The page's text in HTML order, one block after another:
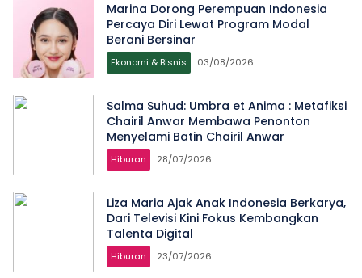
Marina Dorong Perempuan Indonesia
Percaya Diri Lewat Program Modal
Berani Bersinar
Ekonomi & Bisnis 03/08/2026
Salma Suhud: Umbra et Anima : Metafiksi
Chairil Anwar Membawa Penonton
Menyelami Batin Chairil Anwar
Hiburan 28/07/2026
Liza Maria Ajak Anak Indonesia Berkarya,
Dari Televisi Kini Fokus Kembangkan
Talenta Digital
Hiburan 23/07/2026